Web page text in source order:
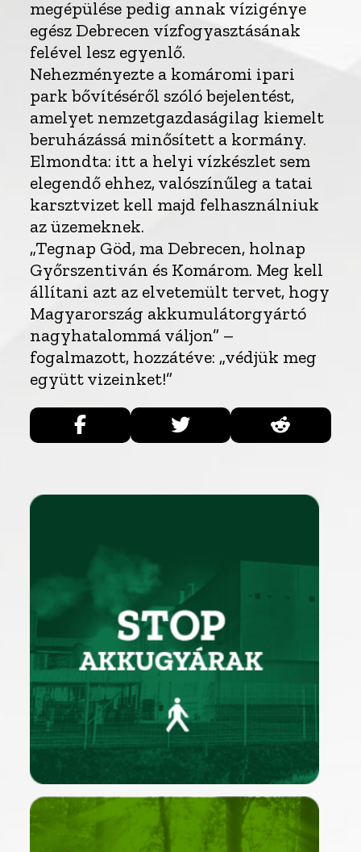
megépülése pedig annak vízigénye
egész Debrecen vízfogyasztásának
felével lesz egyenlő.
Nehezményezte a komáromi ipari
park bővítéséről szóló bejelentést,
amelyet nemzetgazdaságilag kiemelt
beruházássá minősített a kormány.
Elmondta: itt a helyi vízkészlet sem
elegendő ehhez, valószínűleg a tatai
karsztvizet kell majd felhasználniuk
az üzemeknek.
„Tegnap Göd, ma Debrecen, holnap
Győrszentiván és Komárom. Meg kell
állítani azt az elvetemült tervet, hogy
Magyarország akkumulátorgyártó
nagyhatalommá váljon” –
fogalmazott, hozzátéve: „védjük meg
együtt vizeinket!”